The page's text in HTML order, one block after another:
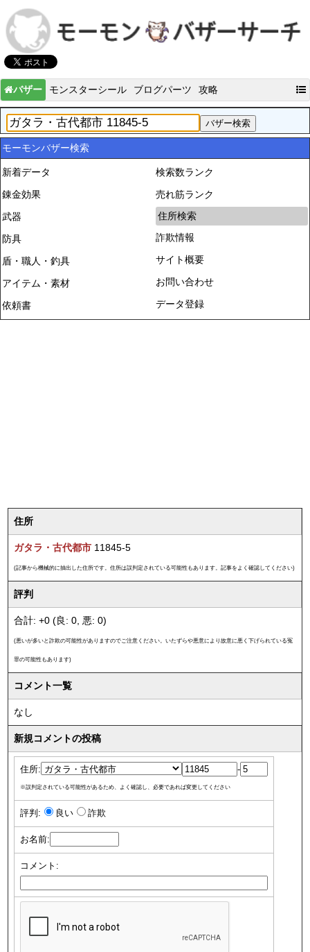
バザー モンスターシール ブログパーツ 攻略
モーモンバザー検索
新着データ
錬金効果
武器
防具
盾・職人・釣具
アイテム・素材
依頼書
検索数ランク
売れ筋ランク
住所検索
詐欺情報
サイト概要
お問い合わせ
データ登録
住所
ガタラ・古代都市 11845-5
(記事から機械的に抽出した住所です。住所は誤判定されている可能性もあります。記事をよく確認してください)
評判
合計: +0 (良: 0, 悪: 0)
(悪いが多いと詐欺の可能性がありますのでご注意ください。いたずらや悪意により故意に悪く下げられている冤
罪の可能性もあります)
コメント一覧
なし
新規コメントの投稿
住所: -
※誤判定されている可能性があるため、よく確認し、必要であれば変更してください
評判: 良い 詐欺
お名前:
コメント: